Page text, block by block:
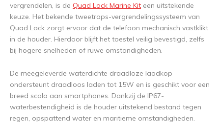
vergrendelen, is de Quad Lock Marine Kit een uitstekende
keuze. Het bekende tweetraps-vergrendelingssysteem van
Quad Lock zorgt ervoor dat de telefoon mechanisch vastklikt
in de houder. Hierdoor blijft het toestel veilig bevestigd, zelfs
bij hogere snelheden of ruwe omstandigheden.
De meegeleverde waterdichte draadloze laadkop
ondersteunt draadloos laden tot 15W en is geschikt voor een
breed scala aan smartphones. Dankzij de IP67-
waterbestendigheid is de houder uitstekend bestand tegen
regen, opspattend water en maritieme omstandigheden.